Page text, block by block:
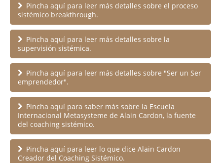
Pincha aquí para leer más detalles sobre el proceso
sistémico breakthrough.
Pincha aquí para leer más detalles sobre la
supervisión sistémica.
Pincha aquí para leer más detalles sobre "Ser un Ser
emprendedor".
Pincha aquí para saber más sobre la Escuela
Internacional Metasysteme de Alain Cardon, la fuente
del coaching sistémico.
Pincha aquí para leer lo que dice Alain Cardon
Creador del Coaching Sistémico.